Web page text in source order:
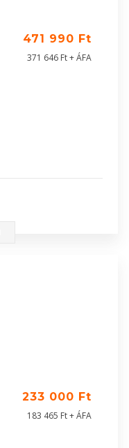
471 990 Ft
371 646 Ft + ÁFA
233 000 Ft
183 465 Ft + ÁFA